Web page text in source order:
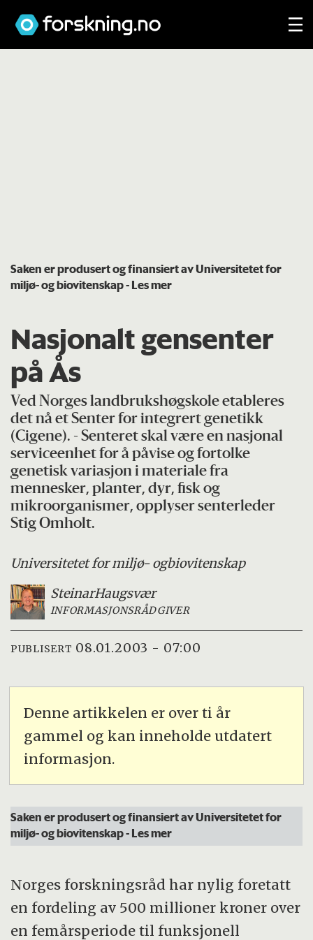
Saken er produsert og finansiert av Universitetet for
miljø- og biovitenskap- Les mer
Nasjonalt gensenter
på Ås
Ved Norges landbrukshøgskole etableres
det nå et Senter for integrert genetikk
(Cigene). - Senteret skal være en nasjonal
serviceenhet for å påvise og fortolke
genetisk variasjon i materiale fra
mennesker, planter, dyr, fisk og
mikroorganismer, opplyser senterleder
Stig Omholt.
Universitetet for miljø- ogbiovitenskap
SteinarHaugsvær
INFORMASJONSRÅDGIVER
PUBLISERT 08.01.2003 - 07:00
Denne artikkelen er over ti år
gammel og kan inneholde utdatert
informasjon.
Saken er produsert og finansiert av Universitetet for
miljø- og biovitenskap- Les mer
Norges forskningsråd har nylig foretatt
en fordeling av 500 millioner kroner over
en femårsperiode til funksjonell